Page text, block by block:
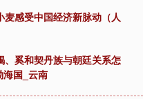
感受中国经济新脉动（人
奚和契丹族与朝廷关系怎
海国_云南